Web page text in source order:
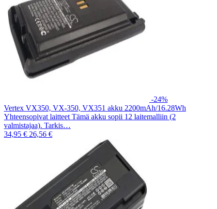
-24%
Vertex VX350, VX-350, VX351 akku 2200mAh/16.28Wh
Yhteensopivat laitteet Tämä akku sopii 12 laitemalliin (2
valmistajaa). Tarkis…
34,95 € 26,56 €